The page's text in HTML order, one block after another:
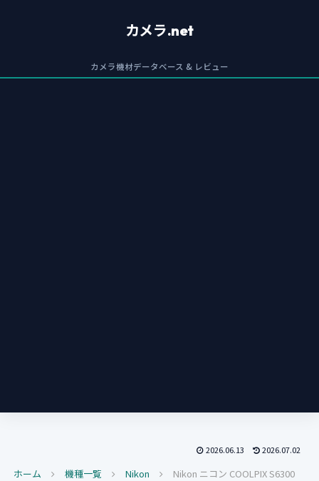
カメラ.net
カメラ機材データベース & レビュー
2026.06.13 2026.07.02
ホーム 機種一覧 Nikon Nikon ニコン COOLPIX S6300